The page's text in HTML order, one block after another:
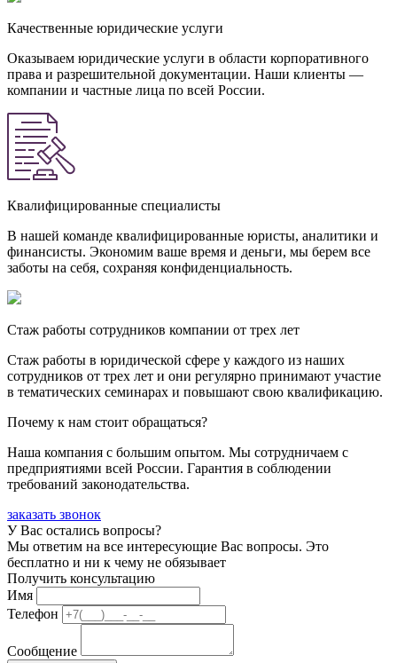
Качественные юридические услуги
Оказываем юридические услуги в области корпоративного
права и разрешительной документации. Наши клиенты —
компании и частные лица по всей России.
Квалифицированные специалисты
В нашей команде квалифицированные юристы, аналитики и
финансисты. Экономим ваше время и деньги, мы берем все
заботы на себя, сохраняя конфиденциальность.
Стаж работы сотрудников компании от трех лет
Стаж работы в юридической сфере у каждого из наших
сотрудников от трех лет и они регулярно принимают участие
в тематических семинарах и повышают свою квалификацию.
Почему к нам стоит обращаться?
Наша компания с большим опытом. Мы сотрудничаем с
предприятиями всей России. Гарантия в соблюдении
требований законодательства.
заказать звонок
У Вас остались вопросы?
Мы ответим на все интересующие Вас вопросы. Это
бесплатно и ни к чему не обязывает
Получить консультацию
Имя
Телефон
Сообщение